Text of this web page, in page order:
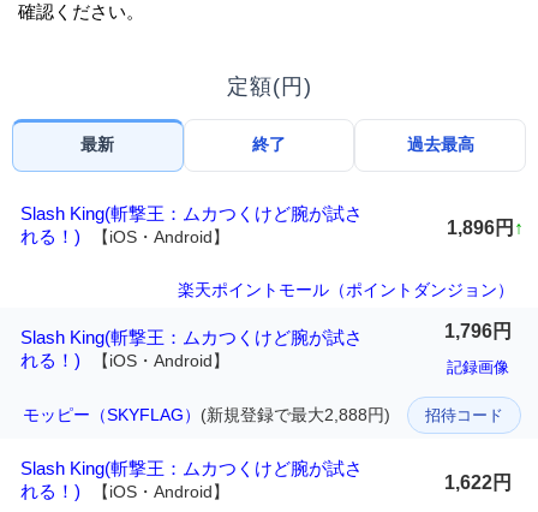
確認ください。
定額(円)
最新 終了 過去最高
Slash King(斬撃王：ムカつくけど腕が試さ
れる！)
【iOS・Android】 1,896円 ↑
楽天ポイントモール（ポイントダンジョン）
Slash King(斬撃王：ムカつくけど腕が試さ
れる！)
【iOS・Android】
1,796円
記録画像
モッピー（SKYFLAG） (新規登録で最大2,888円) 招待コード
Slash King(斬撃王：ムカつくけど腕が試さ
れる！)
【iOS・Android】 1,622円